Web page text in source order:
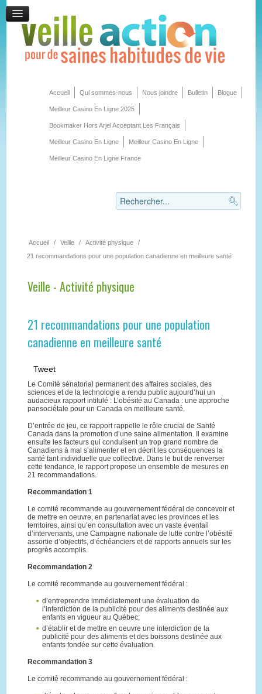
Accueil Qui sommes-nous Nous joindre Bulletin Blogue
Meilleur Casino En Ligne 2025
Bookmaker Hors Arjel Acceptant Les Français
Meilleur Casino En Ligne Meilleur Casino En Ligne
Meilleur Casino En Ligne France
Accueil / Veille / Activité physique
/
21 recommandations pour une population canadienne en meilleure santé
Veille - Activité physique
21 recommandations pour une population
canadienne en meilleure santé
Tweet
Le Comité sénatorial permanent des affaires sociales, des
sciences et de la technologie a rendu public aujourd’hui un
audacieux rapport intitulé : L’obésité au Canada : une approche
pansociétale pour un Canada en meilleure santé.
D’entrée de jeu, ce rapport rappelle le rôle crucial de Santé
Canada dans la promotion d’une saine alimentation. Il examine
ensuite les facteurs qui conduisent un trop grand nombre de
Canadiens à mal s’alimenter et en décrit les conséquences la
santé tant individuelle que collective. Dans le but de renverser
cette tendance, le rapport propose un ensemble de mesures en
21 recommandations.
Recommandation 1
Le comité recommande au gouvernement fédéral de concevoir et
de mettre en oeuvre, en partenariat avec les provinces et les
territoires, ainsi qu’en consultation avec un vaste éventail
d’intervenants, une Campagne nationale de lutte contre l’obésité
assortie d’objectifs, d’échéanciers et de rapports annuels sur les
progrès accomplis.
Recommandation 2
Le comité recommande au gouvernement fédéral :
d’entreprendre immédiatement une évaluation de
l’interdiction de la publicité pour des aliments destinée aux
enfants en vigueur au Québec;
d’établir et de mettre en oeuvre une interdiction de la
publicité pour des aliments et des boissons destinée aux
enfants fondée sur cette évaluation.
Recommandation 3
Le comité recommande au gouvernement fédéral :